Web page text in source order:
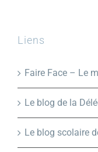
Liens
Faire Face – Le
Le blog de la
Le blog scolaire